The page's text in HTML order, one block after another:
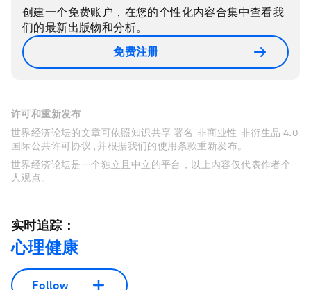
创建一个免费账户，在您的个性化内容合集中查看我
们的最新出版物和分析。
免费注册
许可和重新发布
世界经济论坛的文章可依照知识共享 署名-非商业性-非衍生品 4.0
国际公共许可协议 , 并根据我们的使用条款重新发布。
世界经济论坛是一个独立且中立的平台，以上内容仅代表作者个
人观点。
实时追踪：
心理健康
Follow